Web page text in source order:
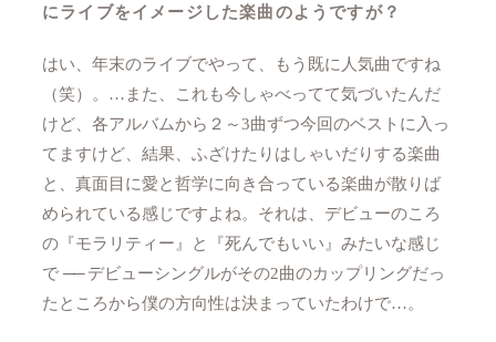
にライブをイメージした楽曲のようですが？
はい、年末のライブでやって、もう既に人気曲ですね
（笑）。…また、これも今しゃべってて気づいたんだ
けど、各アルバムから２～3曲ずつ今回のベストに入っ
てますけど、結果、ふざけたりはしゃいだりする楽曲
と、真面目に愛と哲学に向き合っている楽曲が散りば
められている感じですよね。それは、デビューのころ
の『モラリティー』と『死んでもいい』みたいな感じ
で ── デビューシングルがその2曲のカップリングだっ
たところから僕の方向性は決まっていたわけで…。